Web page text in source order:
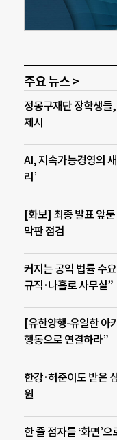
주요 뉴스 >
정몽구재단 장학생들,
제시
AI, 지속가능경영의
리’
[화보] 최종 발표 앞
막판 점검
커지는 공익 법률 수
규직·나홀로 사무실”
[유한양행-유일한 아
행동으로 연결하라”
한강·허준이도 받은
원
한 줄 점자를 ‘화면’